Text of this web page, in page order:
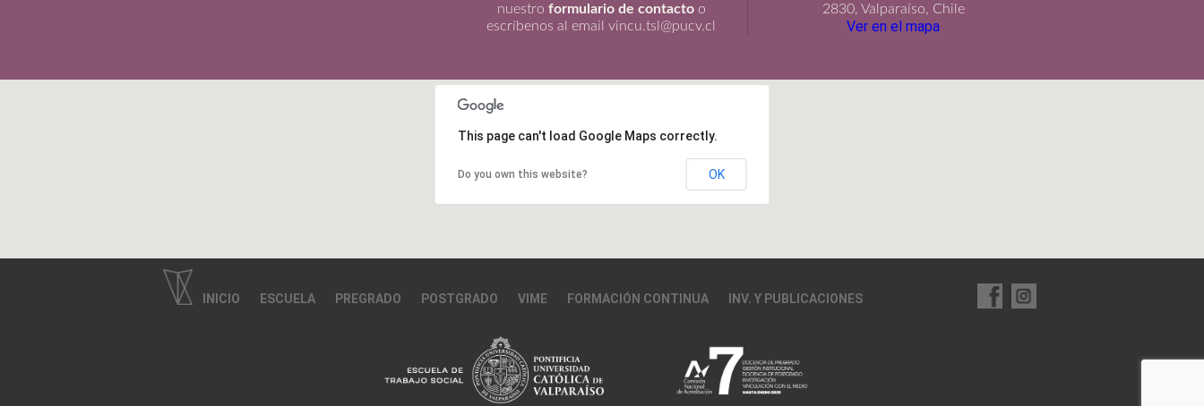
nuestro formulario de contactoo
escríbenos al email vincu.tsl@pucv.cl
2830, Valparaíso, Chile
Ver en el mapa
This page can't load Google Maps correctly.
Do you own this website? OK
INICIO ESCUELA PREGRADO POSTGRADO VIME FORMACIÓN CONTINUA INV. Y PUBLICACIONES